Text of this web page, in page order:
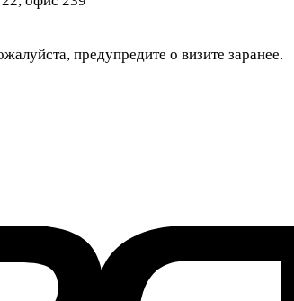
предупредите о визите заранее.